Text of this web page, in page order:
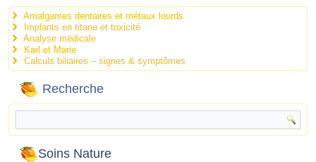
Amalgames dentaires et métaux lourds
Implants en titane et toxicité
Analyse médicale
Karl et Marie
Calculs biliaires – signes & symptômes
Recherche
Soins Nature